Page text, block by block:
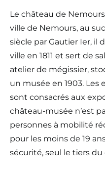
Le château de
ville de Nemours, au
siècle par Gautier Ier, il
ville en 1811 et sert de
atelier de mégissier,
un musée en 1903. Les
sont consacrés aux
château-musée n’est
personnes à mobilité
pour les moins de 19
sécurité, seul le tiers